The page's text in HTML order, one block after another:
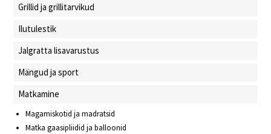
Grillid ja grillitarvikud
Ilutulestik
Jalgratta lisavarustus
Mängud ja sport
Matkamine
Magamiskotid ja madratsid
Matka gaasipliidid ja balloonid